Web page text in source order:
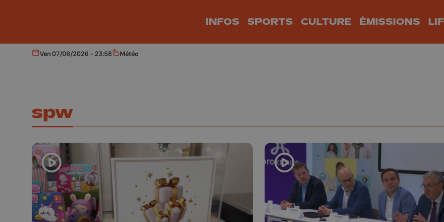
INFOS SPORTS CULTURE ÉMISSIONS
Aujourd'hui
Ven 07/08/2026 - 23:58 Météo
Météo
spw